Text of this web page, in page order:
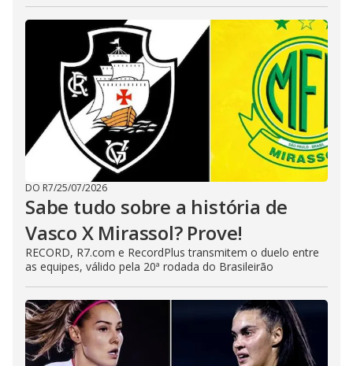
DO R7/25/07/2026
Sabe tudo sobre a história de
Vasco X Mirassol? Prove!
RECORD, R7.com e RecordPlus transmitem o duelo entre
as equipes, válido pela 20ª rodada do Brasileirão